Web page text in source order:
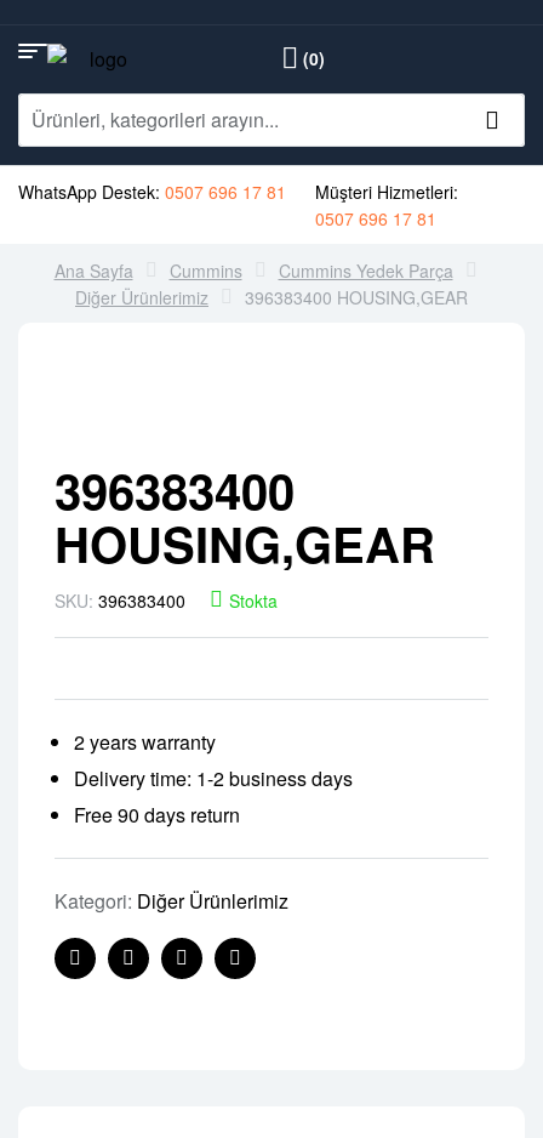
(0)
WhatsApp Destek: 0507 696 17 81
Müşteri Hizmetleri:
0507 696 17 81
Ana Sayfa Cummins
Cummins Yedek Parça
Diğer Ürünlerimiz
396383400 HOUSING,GEAR
396383400
HOUSING,GEAR
SKU: 396383400 Stokta
2 years warranty
Delivery time: 1-2 business days
Free 90 days return
Kategori: Diğer Ürünlerimiz
FacebookTwitterLinkedinPinterest